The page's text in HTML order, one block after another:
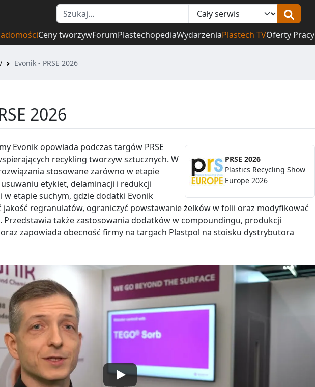
Ceny tworzywForumPlastechopediaWydarzeniaPlastech TVOferty Pracy
Evonik - PRSE 2026
2026
PRSE 2026
Plastics Recycling Show
Europe 2026
Evonik opowiada podczas targów PRSE
recykling tworzyw sztucznych. W
stosowane zarówno w etapie
etykiet, delaminacji i redukcji
w etapie suchym, gdzie dodatki Evonik
jakość regranulatów, ograniczyć powstawanie żelków w folii oraz modyfikować
Przedstawia także zastosowania dodatków w compoundingu, produkcji
zapowiada obecność firmy na targach Plastpol na stoisku dystrybutora